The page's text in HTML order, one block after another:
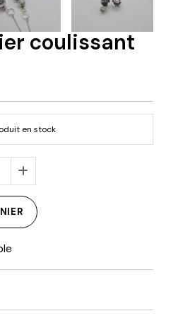
coulissant
en stock